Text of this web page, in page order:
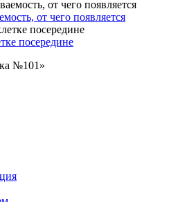
от чего появляется
посередине
№101»